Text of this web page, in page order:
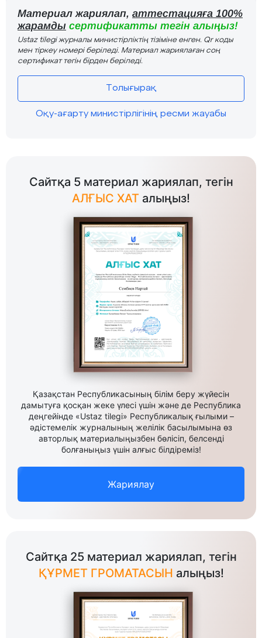
Материал жариялап, аттестацияға 100%
жарамды сертификатты тегін алыңыз!
Ustaz tilegi журналы министірліктің тізіміне енген. Qr коды
мен тіркеу номері беріледі. Материал жариялаған соң
сертификат тегін бірден беріледі.
Толығырақ
Оқу-ағарту министірлігінің ресми жауабы
Сайтқа 5 материал жариялап, тегін
АЛҒЫС ХАТ алыңыз!
Қазақстан Республикасының білім беру жүйесін
дамытуға қосқан жеке үлесі үшін және де Республика
деңгейінде «Ustaz tilegi» Республикалық ғылыми –
әдістемелік журналының желілік басылымына өз
авторлық материалыңызбен бөлісіп, белсенді
болғаныңыз үшін алғыс білдіреміз!
Жариялау
Сайтқа 25 материал жариялап, тегін
ҚҰРМЕТ ГРОМАТАСЫН алыңыз!